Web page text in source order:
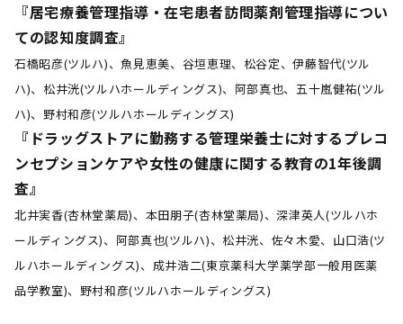
『居宅療養管理指導・在宅患者訪問薬剤管理指導につい
ての認知度調査』
石橋昭彦(ツルハ)、魚見恵美、谷垣恵理、松谷定、伊藤智代(ツル
ハ)、松井洸(ツルハホールディングス)、阿部真也、五十嵐健祐(ツル
ハ)、野村和彦(ツルハホールディングス)
『ドラッグストアに勤務する管理栄養士に対するプレコ
ンセプションケアや女性の健康に関する教育の1年後調
査』
北井実香(杏林堂薬局)、本田朋子(杏林堂薬局)、深津英人(ツルハホ
ールディングス)、阿部真也(ツルハ)、松井洸、佐々木愛、山口浩(ツ
ルハホールディングス)、成井浩二(東京薬科大学薬学部一般用医薬
品学教室)、野村和彦(ツルハホールディングス)